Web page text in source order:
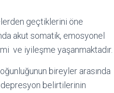
geçtiklerini öne
akut somatik, emosyonel
ve iyileşme yaşanmaktadır.
bireyler arasında
depresyon belirtilerinin